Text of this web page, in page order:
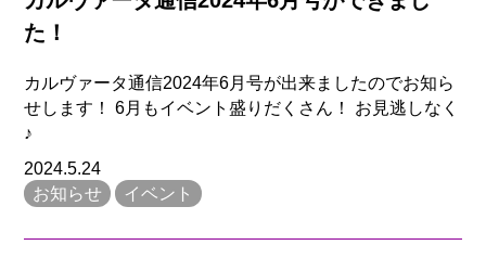
た！
カルヴァータ通信2024年6月号が出来ましたのでお知ら
せします！ 6月もイベント盛りだくさん！ お見逃しなく
♪
2024.5.24
お知らせ
イベント